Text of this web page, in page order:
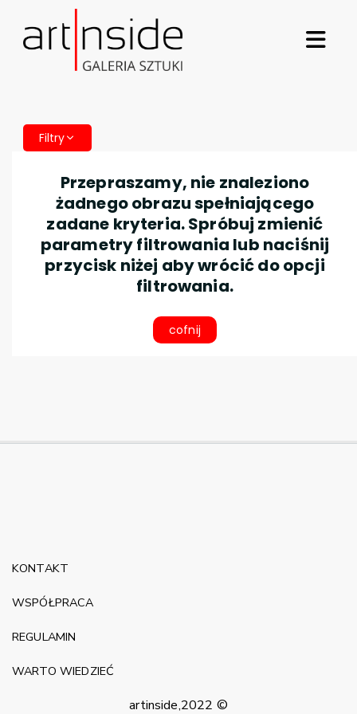
Filtry
Przepraszamy, nie znaleziono
żadnego obrazu spełniającego
zadane kryteria. Spróbuj zmienić
parametry filtrowania lub naciśnij
przycisk niżej aby wrócić do opcji
filtrowania.
cofnij
artinside,2022 ©
KONTAKT
WSPÓŁPRACA
REGULAMIN
WARTO WIEDZIEĆ